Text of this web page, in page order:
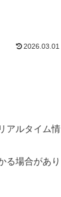
2026.03.01
アルタイム情
る場合があり